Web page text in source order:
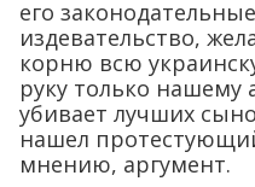
его
издевательство,
корню всю
руку только нашему
убивает лучших
нашел
мнению, аргумент.